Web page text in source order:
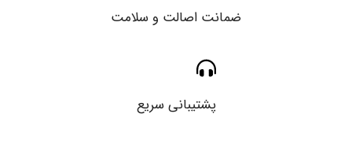
ضمانت اصالت و سلامت
پشتیبانی سریع